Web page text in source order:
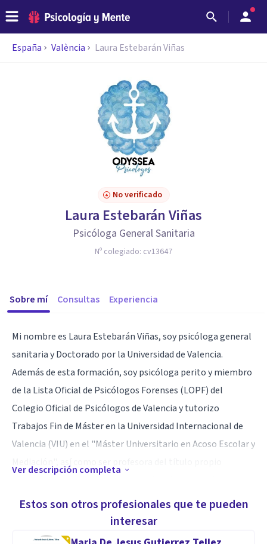
España València Laura Estebarán Viñas
No verificado
Laura Estebarán Viñas
Psicóloga General Sanitaria
Nº colegiado: cv13647
Sobre mí Consultas Experiencia
Mi nombre es Laura Estebarán Viñas, soy psicóloga general
sanitaria y Doctorado por la Universidad de Valencia.
Además de esta formación, soy psicóloga perito y miembro
de la Lista Oficial de Psicólogos Forenses (LOPF) del
Colegio Oficial de Psicólogos de Valencia y tutorizo
Trabajos Fin de Máster en la Universidad Internacional de
Valencia (VIU) en el "Máster Universitario en Acoso Escolar y
bullying y ciberbullying" de la Universitat de València.
En cuanto al área deportiva, tengo la suerte de poder
compaginar el deporte que practico y en el que compito,
Ver descripción completa
Estos son otros profesionales que te pueden
interesar